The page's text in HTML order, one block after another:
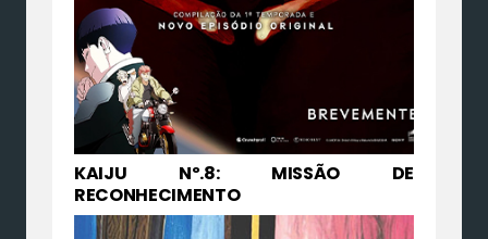
KAIJU Nº.8: MISSÃO DE
RECONHECIMENTO